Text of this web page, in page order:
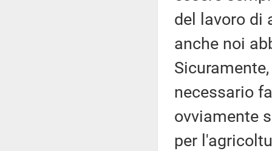
del lavoro di
anche noi
necessario
ovviamente
per